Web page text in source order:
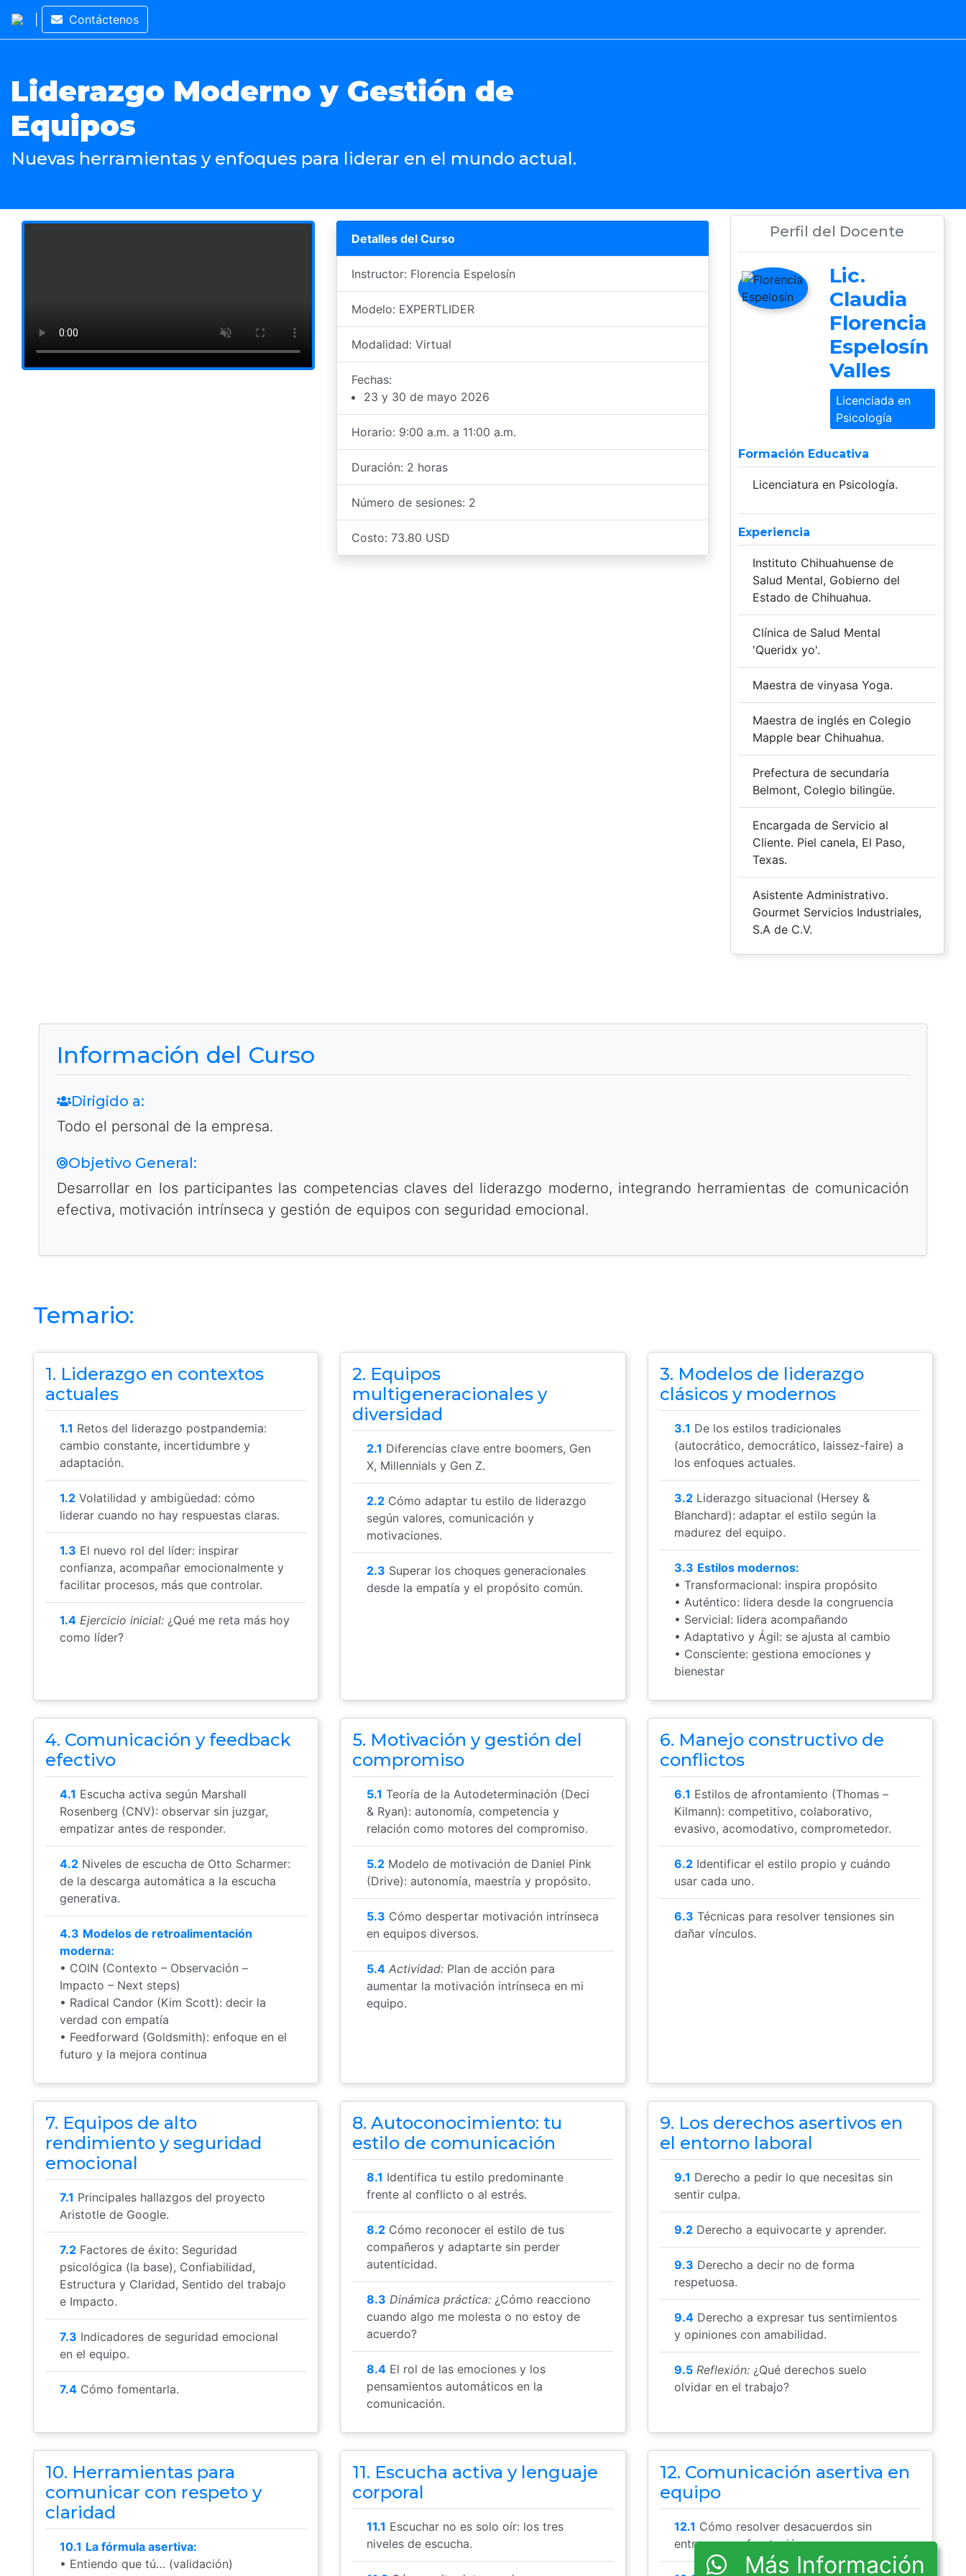
Contáctenos
Liderazgo Moderno y Gestión de
Equipos
Nuevas herramientas y enfoques para liderar en el mundo actual.
Más Información
Detalles del Curso
Instructor: Florencia Espelosín
Modelo: EXPERTLIDER
Modalidad: Virtual
Fechas:
23 y 30 de mayo 2026
Horario: 9:00 a.m. a 11:00 a.m.
Duración: 2 horas
Número de sesiones: 2
Costo: 73.80 USD
Perfil del Docente
Lic.
Claudia
Florencia
Espelosín
Valles
Licenciada en
Psicología
Formación Educativa
Licenciatura en Psicología.
Experiencia
Instituto Chihuahuense de
Salud Mental, Gobierno del
Estado de Chihuahua.
Clínica de Salud Mental
'Queridx yo'.
Maestra de vinyasa Yoga.
Maestra de inglés en Colegio
Mapple bear Chihuahua.
Prefectura de secundaria
Belmont, Colegio bilingüe.
Encargada de Servicio al
Cliente. Piel canela, El Paso,
Texas.
Asistente Administrativo.
Gourmet Servicios Industriales,
S.A de C.V.
Información del Curso
Dirigido a:
Todo el personal de la empresa.
Objetivo General:
Desarrollar en los participantes las competencias claves del liderazgo moderno, integrando herramientas de comunicación
efectiva, motivación intrínseca y gestión de equipos con seguridad emocional.
Temario:
1. Liderazgo en contextos
actuales
1.1 Retos del liderazgo postpandemia:
cambio constante, incertidumbre y
adaptación.
1.2 Volatilidad y ambigüedad: cómo
liderar cuando no hay respuestas claras.
1.3 El nuevo rol del líder: inspirar
confianza, acompañar emocionalmente y
facilitar procesos, más que controlar.
1.4 Ejercicio inicial: ¿Qué me reta más hoy
como líder?
2. Equipos
multigeneracionales y
diversidad
2.1 Diferencias clave entre boomers, Gen
X, Millennials y Gen Z.
2.2 Cómo adaptar tu estilo de liderazgo
según valores, comunicación y
motivaciones.
2.3 Superar los choques generacionales
desde la empatía y el propósito común.
3. Modelos de liderazgo
clásicos y modernos
3.1 De los estilos tradicionales
(autocrático, democrático, laissez-faire) a
los enfoques actuales.
3.2Liderazgo situacional (Hersey &
Blanchard): adaptar el estilo según la
madurez del equipo.
3.3 Estilos modernos:
• Transformacional: inspira propósito
• Auténtico: lidera desde la congruencia
• Servicial: lidera acompañando
• Adaptativo y Ágil: se ajusta al cambio
• Consciente: gestiona emociones y
bienestar
4. Comunicación y feedback
efectivo
4.1 Escucha activa según Marshall
Rosenberg (CNV): observar sin juzgar,
empatizar antes de responder.
4.2 Niveles de escucha de Otto Scharmer:
de la descarga automática a la escucha
generativa.
4.3 Modelos de retroalimentación
moderna:
• COIN (Contexto – Observación –
Impacto – Next steps)
• Radical Candor (Kim Scott): decir la
verdad con empatía
• Feedforward (Goldsmith): enfoque en el
futuro y la mejora continua
5. Motivación y gestión del
compromiso
5.1 Teoría de la Autodeterminación (Deci
& Ryan): autonomía, competencia y
relación como motores del compromiso.
5.2 Modelo de motivación de Daniel Pink
(Drive): autonomía, maestría y propósito.
5.3 Cómo despertar motivación intrínseca
en equipos diversos.
5.4 Actividad: Plan de acción para
aumentar la motivación intrínseca en mi
equipo.
6. Manejo constructivo de
conflictos
6.1 Estilos de afrontamiento (Thomas –
Kilmann): competitivo, colaborativo,
evasivo, acomodativo, comprometedor.
6.2Identificar el estilo propio y cuándo
usar cada uno.
6.3 Técnicas para resolver tensiones sin
dañar vínculos.
7. Equipos de alto
rendimiento y seguridad
emocional
7.1 Principales hallazgos del proyecto
Aristotle de Google.
7.2 Factores de éxito: Seguridad
psicológica (la base), Confiabilidad,
Estructura y Claridad, Sentido del trabajo
e Impacto.
7.3 Indicadores de seguridad emocional
en el equipo.
7.4 Cómo fomentarla.
8. Autoconocimiento: tu
estilo de comunicación
8.1 Identifica tu estilo predominante
frente al conflicto o al estrés.
8.2 Cómo reconocer el estilo de tus
compañeros y adaptarte sin perder
autenticidad.
8.3 Dinámica práctica: ¿Cómo reacciono
cuando algo me molesta o no estoy de
acuerdo?
8.4 El rol de las emociones y los
pensamientos automáticos en la
comunicación.
9. Los derechos asertivos en
el entorno laboral
9.1 Derecho a pedir lo que necesitas sin
sentir culpa.
9.2Derecho a equivocarte y aprender.
9.3 Derecho a decir no de forma
respetuosa.
9.4Derecho a expresar tus sentimientos
y opiniones con amabilidad.
9.5 Reflexión:¿Qué derechos suelo
olvidar en el trabajo?
10. Herramientas para
comunicar con respeto y
claridad
10.1 La fórmula asertiva:
• Entiendo que tú… (validación)
11. Escucha activa y lenguaje
corporal
11.1 Escuchar no es solo oír: los tres
niveles de escucha.
12. Comunicación asertiva en
equipo
12.1 Cómo resolver desacuerdos sin
entrar en confrontación.